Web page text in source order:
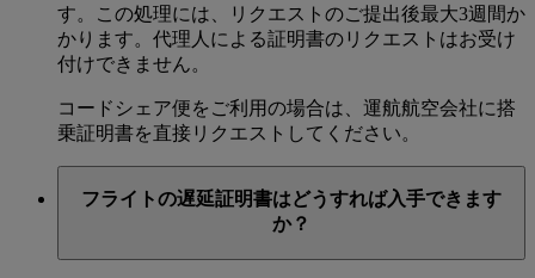
す。この処理には、リクエストのご提出後最大3週間か
かります。代理人による証明書のリクエストはお受け
付けできません。
コードシェア便をご利用の場合は、運航航空会社に搭
乗証明書を直接リクエストしてください。
フライトの遅延証明書はどうすれば入手できます
か？